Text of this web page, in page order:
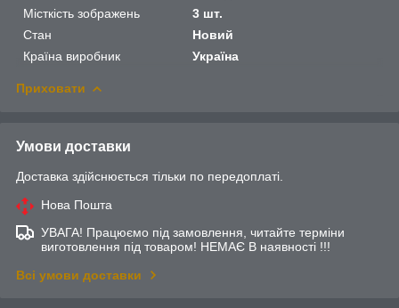
Місткість зображень
3 шт.
Стан
Новий
Країна виробник
Україна
Приховати
Умови доставки
Доставка здійснюється тільки по передоплаті.
Нова Пошта
УВАГА! Працюємо під замовлення, читайте терміни
виготовлення під товаром! НЕМАЄ В наявності !!!
Всі умови доставки